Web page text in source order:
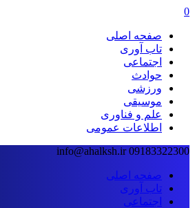
0
صفحه اصلی
تاب آوری
اجتماعی
حوادث
ورزشی
موسیقی
علم و فناوری
اطلاعات عمومی
09183322300
info@ahalksh.ir
صفحه اصلی
تاب آوری
اجتماعی